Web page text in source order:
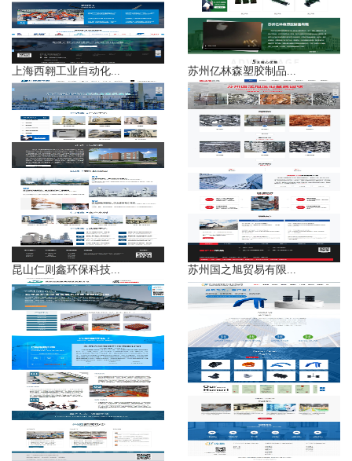
上海西翱工业自动化... 苏州亿林森塑胶制品...
昆山仁则鑫环保科技... 苏州国之旭贸易有限...